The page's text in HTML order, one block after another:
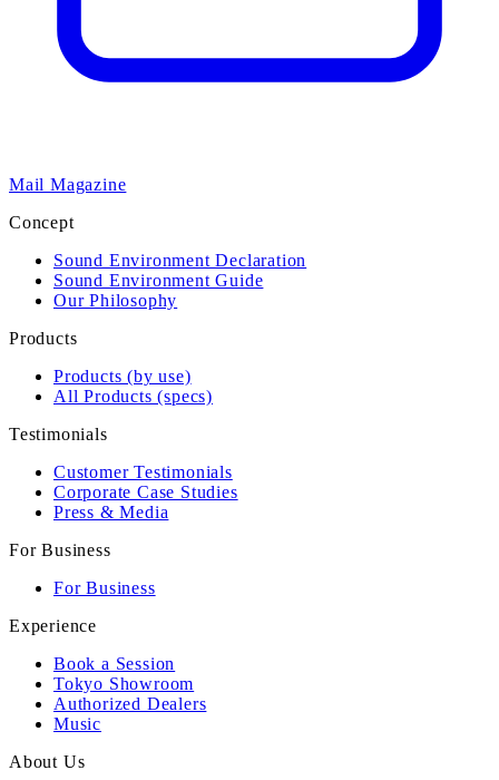
Mail Magazine
Concept
Sound Environment Declaration
Sound Environment Guide
Our Philosophy
Products
Products (by use)
All Products (specs)
Testimonials
Customer Testimonials
Corporate Case Studies
Press & Media
For Business
For Business
Experience
Book a Session
Tokyo Showroom
Authorized Dealers
Music
About Us